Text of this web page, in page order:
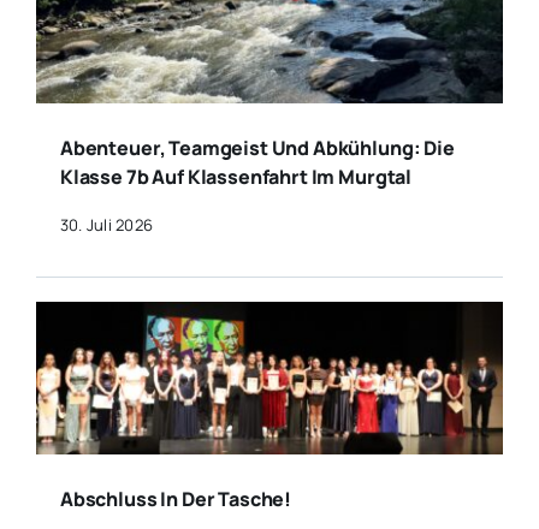
Abenteuer, Teamgeist Und Abkühlung: Die
Klasse 7b Auf Klassenfahrt Im Murgtal
30. Juli 2026
Abschluss In Der Tasche!